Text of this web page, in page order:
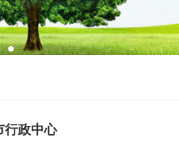
行政中心